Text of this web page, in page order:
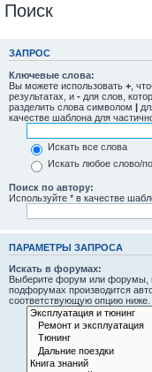
Поиск
ЗАПРОС
Ключевые слова:
Вы можете использовать + ,
результатах, и - для слов,
разделить слова символом |
качестве шаблона для
Искать все слова
Искать любое слово/
Поиск по автору:
Используйте * в качестве
ПАРАМЕТРЫ ЗАПРОСА
Искать в форумах:
Выберите форум или форумы,
подфорумах производится
соответствующую опцию ниже.